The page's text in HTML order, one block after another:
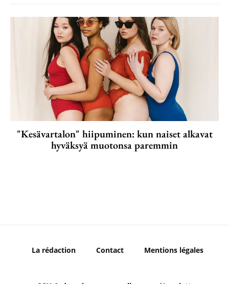
"Kesävartalon" hiipuminen: kun naiset alkavat
hyväksyä muotonsa paremmin
La rédaction Contact Mentions légales